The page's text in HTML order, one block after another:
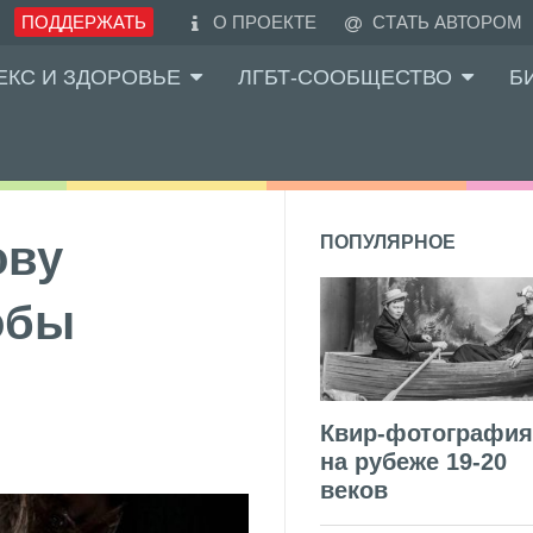
ПОДДЕРЖАТЬ О ПРОЕКТЕ СТАТЬ АВТОРОМ
И ЗДОРОВЬЕ ЛГБТ-СООБЩЕСТВО
ПОПУЛЯРНОЕ
Квир-фотография
на рубеже 19-20
веков